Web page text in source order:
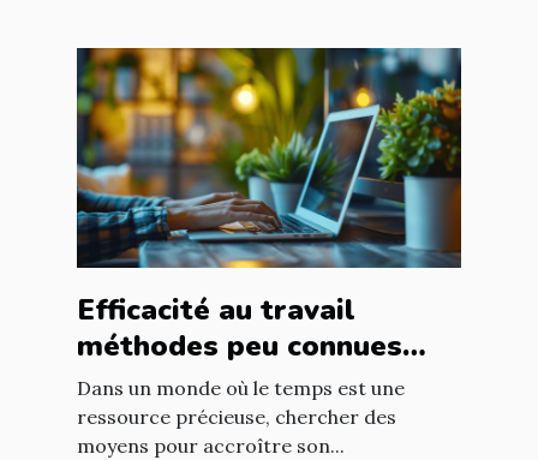
Efficacité au travail
méthodes peu connues
pour booster votre
productivité
Dans un monde où le temps est une
ressource précieuse, chercher des
moyens pour accroître son...